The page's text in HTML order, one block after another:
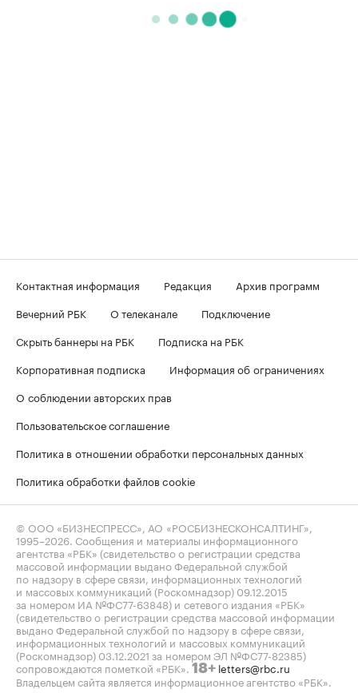
Контактная информация Редакция
Архив программ
Вечерний РБК
О телеканале
Подключение
Скрыть баннеры на РБК
Подписка на РБК
Корпоративная подписка
Информация об ограничениях
О соблюдении авторских прав
Пользовательское соглашение
Политика в отношении обработки персональных данных
Политика обработки файлов cookie
© ООО «БИЗНЕСПРЕСС», АО «РОСБИЗНЕСКОНСАЛТИНГ»,
1995–2026 . Сообщения и материалы информационного
агентства «РБК» (свидетельство о регистрации средства
массовой информации выдано Федеральной службой
по надзору в сфере связи, информационных технологий
и массовых коммуникаций (Роскомнадзор) 09.12.2015
за номером ИА №ФС77-63848) и сетевого издания «РБК»
(свидетельство о регистрации средства массовой информации
выдано Федеральной службой по надзору в сфере связи,
информационных технологий и массовых коммуникаций
(Роскомнадзор) 03.12.2021 за номером ЭЛ №ФС77-82385)
сопровождаются пометкой «РБК». 18+ letters@rbc.ru
Владельцем сайта является информационное агентство «РБК».